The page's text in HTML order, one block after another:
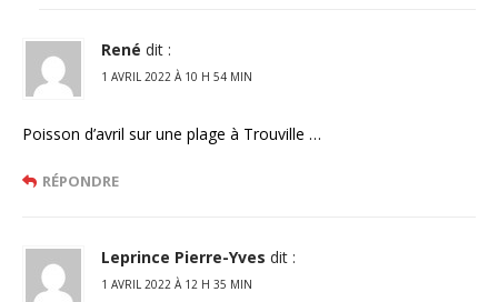
René dit :
1 AVRIL 2022 À 10 H 54 MIN
Poisson d’avril sur une plage à Trouville …
RÉPONDRE
Leprince Pierre-Yves dit :
1 AVRIL 2022 À 12 H 35 MIN